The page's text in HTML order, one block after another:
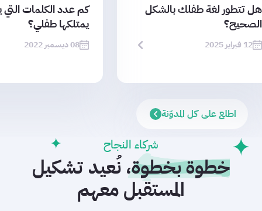
اطلع على كل المدوّنة
هل تتطور لغة طفلك بالشكل
الصحيح؟
12 فبراير 2025
كم عدد الكلمات
يمتلكها طفلي؟
08 ديسمبر 2022
شركاء النجاح
خطوة بخطوة، نُعيد تشكيل
المستقبل معهم